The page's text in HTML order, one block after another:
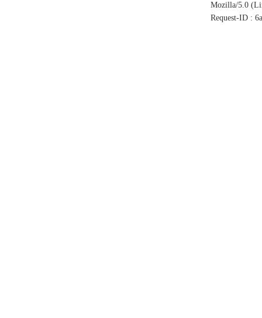
Mozilla/5.0
Request-ID :